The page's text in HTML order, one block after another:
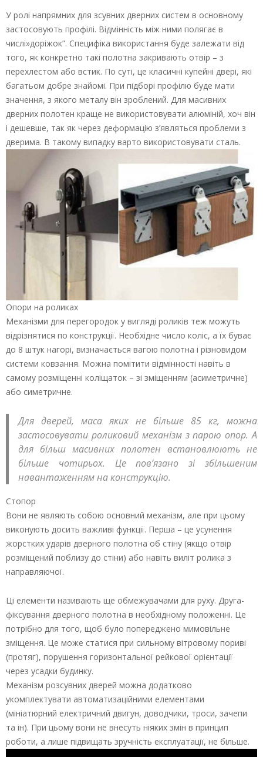
У ролі напрямних для зсувних дверних систем в основному
застосовують профілі. Відмінність між ними полягає в
числі»доріжок”. Специфіка використання буде залежати від
того, як конкретно такі полотна закривають отвір – з
перехлестом або встик. По суті, це класичні купейні двері, які
багатьом добре знайомі. При підборі профілю буде мати
значення, з якого металу він зроблений. Для масивних
дверних полотен краще не використовувати алюміній, хоч він
і дешевше, так як через деформацію з’являться проблеми з
дверима. В такому випадку варто використовувати сталь.
Опори на роликах
Механізми для перегородок у вигляді роликів теж можуть
відрізнятися по конструкції. Необхідне число коліс, а їх буває
до 8 штук нагорі, визначається вагою полотна і різновидом
системи ковзання. Можна помітити відмінності навіть в
самому розміщенні коліщаток – зі зміщенням (асиметричне)
або симетричне.
Для дверей, маса яких не більше 85 кг, можна
застосовувати роликовий механізм з парою опор. А
для більш масивних полотен встановлюють не
більше чотирьох. Це пов’язано зі збільшеним
навантаженням на конструкцію.
Стопор
Вони не являють собою основний механізм, але при цьому
виконують досить важливі функції. Перша – це усунення
жорстких ударів дверного полотна об стіну (якщо отвір
розміщений поблизу до стіни) або навіть виліт ролика з
направляючої.
Ці елементи називають ще обмежувачами для руху. Друга-
фіксування дверного полотна в необхідному положенні. Це
потрібно для того, щоб було попереджено мимовільне
зміщення. Це може статися при сильному вітровому пориві
(протяг), порушення горизонтальної рейкової орієнтації
через усадки будинку.
Механізм розсувних дверей можна додатково
укомплектувати автоматизаційними елементами
(мініатюрний електричний двигун, доводчики, троси, зачепи
та ін). При цьому вони не внесуть ніяких змін в принцип
роботи, а лише підвищать зручність експлуатації, не більше.